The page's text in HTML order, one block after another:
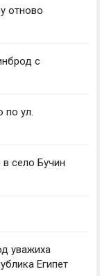
отново
с
ул.
в село Бучин
уважиха
Египет